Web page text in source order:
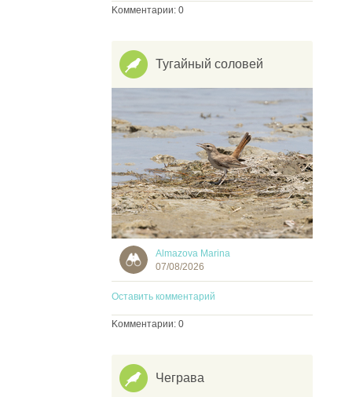
Kомментарии: 0
Тугайный соловей
Almazova Marina
07/08/2026
Оставить комментарий
Kомментарии: 0
Чеграва